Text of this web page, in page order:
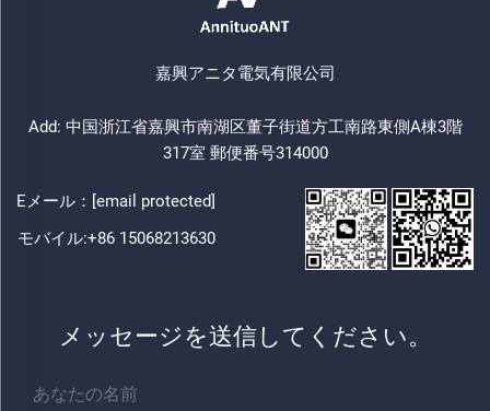
嘉興アニタ電気有限公司
Add: 中国浙江省嘉興市南湖区董子街道方工南路東側A棟3階
317室 郵便番号314000
Eメール： [email protected]
モバイル:+86 15068213630
メッセージを送信してください。